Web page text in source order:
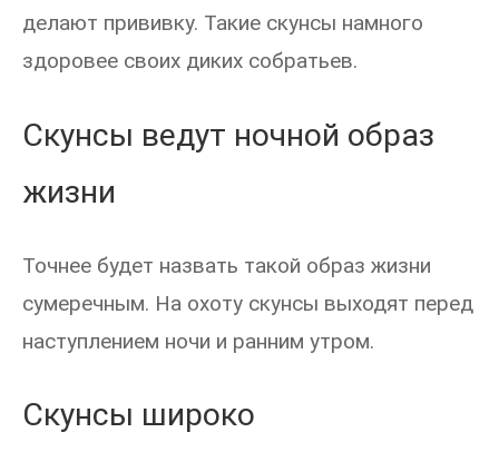
делают прививку. Такие скунсы намного
здоровее своих диких собратьев.
Скунсы ведут ночной образ
жизни
Точнее будет назвать такой образ жизни
сумеречным. На охоту скунсы выходят перед
наступлением ночи и ранним утром.
Скунсы широко